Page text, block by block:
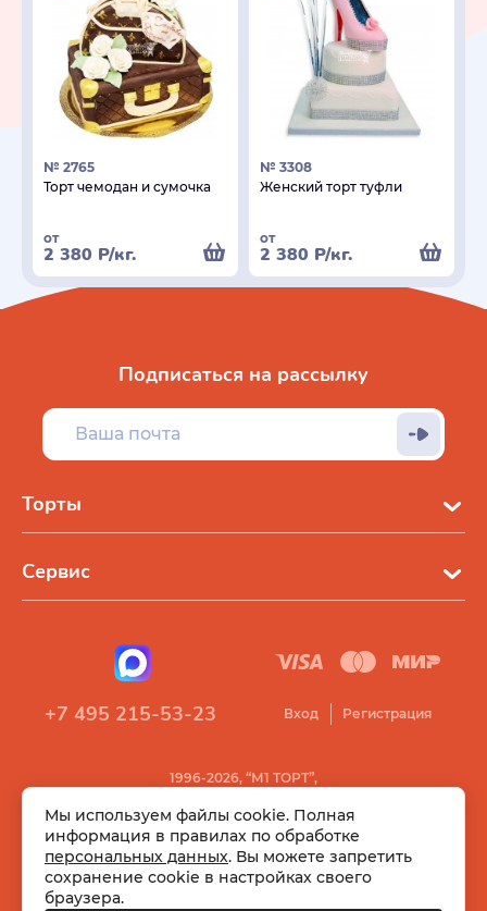
№ 2765
Торт чемодан и сумочка
от
2 380 Р/кг.
№ 3308
Женский торт туфли
от
2 380 Р/кг.
Торты
Сервис
Подписаться на рассылку
1996-2026, “М1 ТОРТ”,
+7 495 215-53-23 Вход Регистрация
Мы используем файлы cookie. Полная
информация в правилах по обработке
персональных данных. Вы можете запретить
сохранение cookie в настройках своего
браузера.